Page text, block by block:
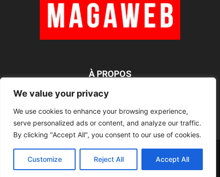
We value your privacy
We use cookies to enhance your browsing experience,
serve personalized ads or content, and analyze our traffic.
By clicking "Accept All", you consent to our use of cookies.
Customize Reject All Accept All
À PROPOS
SUIVEZ NOUS
Rédaction Contact RSS Mentions légales
©